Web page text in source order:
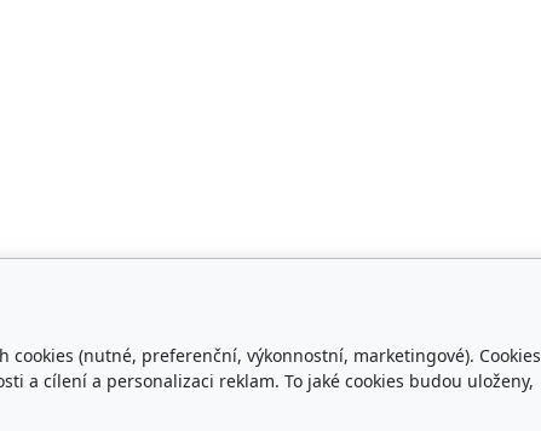
Plemenná kniha Sledujte nás
(nutné, preferenční, výkonnostní, marketingové). Cookies
a cílení a personalizaci reklam. To jaké cookies budou uloženy,